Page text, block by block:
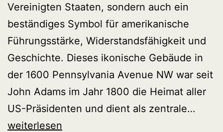
Vereinigten Staaten, sondern auch ein
beständiges Symbol für amerikanische
Führungsstärke, Widerstandsfähigkeit und
Geschichte. Dieses ikonische Gebäude in
der 1600 Pennsylvania Avenue NW war seit
John Adams im Jahr 1800 die Heimat aller
US-Präsidenten und dient als zentrale…
weiterlesen